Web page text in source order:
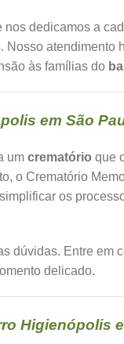
dedicamos a
atendimento
às famílias do
em São
um crematório que
o Crematório
os
dúvidas. Entre em
delicado.
Higienópolis